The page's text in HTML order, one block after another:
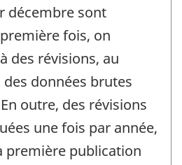
décembre sont
fois, on
des révisions, au
données brutes
outre, des révisions
une fois par année,
première publication